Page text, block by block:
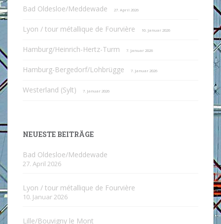
Bad Oldesloe/Meddewade 27. April 2026
Lyon / tour métallique de Fourvière 10. Januar 2026
Hamburg/Heinrich-Hertz-Turm 7. Januar 2026
Hamburg-Bergedorf/Lohbrügge 7. Januar 2026
Westerland (Sylt) 7. Januar 2026
NEUESTE BEITRÄGE
Bad Oldesloe/Meddewade
27. April 2026
Lyon / tour métallique de Fourvière
10. Januar 2026
Lille/Bouvigny le Mont